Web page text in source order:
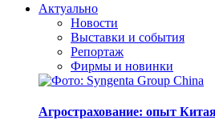
Актуально
Новости
Выставки и события
Репортаж
Фирмы и новинки
Агрострахование: опыт